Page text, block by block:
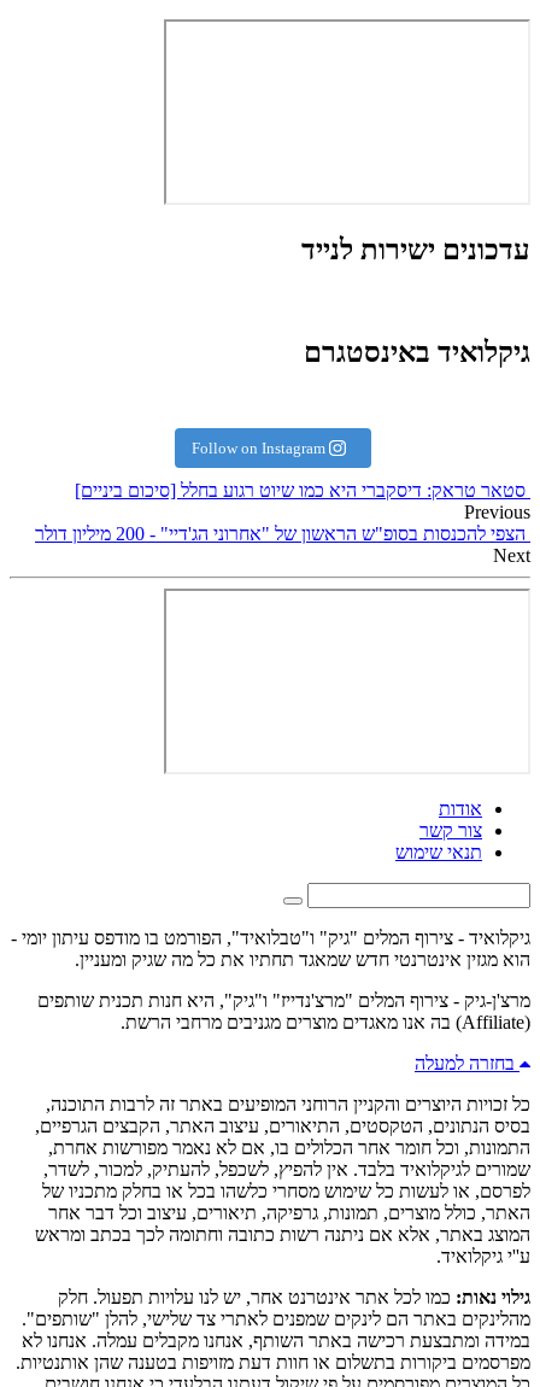
עדכונים ישירות לנייד
גיקלואיד באינסטגרם
Follow on Instagram
סטאר טראק: דיסקברי היא כמו שיוט רגוע בחלל [סיכום ביניים]
Previous
הצפי להכנסות בסופ"ש הראשון של "אחרוני הג'דיי" - 200 מיליון דולר
Next
אודות
צור קשר
תנאי שימוש
גיקלואיד - צירוף המלים "גיק" ו"טבלואיד", הפורמט בו מודפס עיתון יומי -
הוא מגזין אינטרנטי חדש שמאגד תחתיו את כל מה שגיק ומעניין.
מרצ'ן-גיק - צירוף המלים "מרצ'נדייז" ו"גיק", היא חנות תכנית שותפים
(Affiliate) בה אנו מאגדים מוצרים מגניבים מרחבי הרשת.
בחזרה למעלה
כל זכויות היוצרים והקניין הרוחני המופיעים באתר זה לרבות התוכנה,
בסיס הנתונים, הטקסטים, התיאורים, עיצוב האתר, הקבצים הגרפיים,
התמונות, וכל חומר אחר הכלולים בו, אם לא נאמר מפורשות אחרת,
שמורים לגיקלואיד בלבד. אין להפיץ, לשכפל, להעתיק, למכור, לשדר,
לפרסם, או לעשות כל שימוש מסחרי כלשהו בכל או בחלק מתכניו של
האתר, כולל מוצרים, תמונות, גרפיקה, תיאורים, עיצוב וכל דבר אחר
המוצג באתר, אלא אם ניתנה רשות כתובה וחתומה לכך בכתב ומראש
ע''י גיקלואיד.
גילוי נאות: כמו לכל אתר אינטרנט אחר, יש לנו עלויות תפעול. חלק
מהלינקים באתר הם לינקים שמפנים לאתרי צד שלישי, להלן "שותפים".
במידה ומתבצעת רכישה באתר השותף, אנחנו מקבלים עמלה. אנחנו לא
מפרסמים ביקורות בתשלום או חוות דעת מזויפות בטענה שהן אותנטיות.